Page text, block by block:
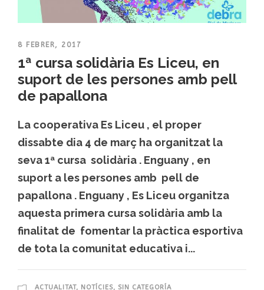
8 FEBRER, 2017
1ª cursa solidària Es Liceu, en
suport de les persones amb pell
de papallona
La cooperativa Es Liceu , el proper
dissabte dia 4 de març ha organitzat la
seva 1ª cursa solidària . Enguany , en
suport a les persones amb pell de
papallona . Enguany , Es Liceu organitza
aquesta primera cursa solidària amb la
finalitat de fomentar la pràctica esportiva
de tota la comunitat educativa i...
ACTUALITAT, NOTÍCIES, SIN CATEGORÍA